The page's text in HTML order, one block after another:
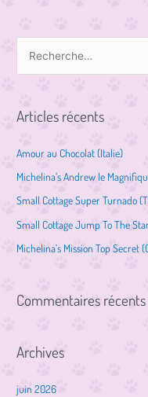
h
h
e
r
Articles récents
Amour au Chocolat (Italie)
Michelina’s Andrew le
Small Cottage Super Turnado
Small Cottage Jump To The
Michelina’s Mission Top Secret
Commentaires récents
Archives
juin 2026